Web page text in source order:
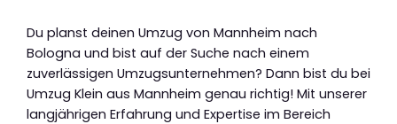
Du planst deinen Umzug von Mannheim nach
Bologna und bist auf der Suche nach einem
zuverlässigen Umzugsunternehmen? Dann bist du bei
Umzug Klein aus Mannheim genau richtig! Mit unserer
langjährigen Erfahrung und Expertise im Bereich